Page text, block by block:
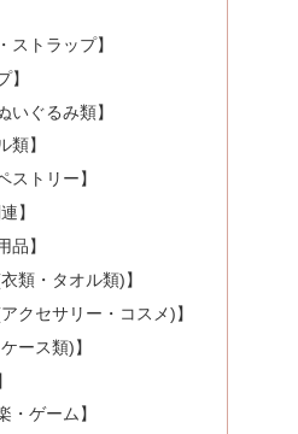
ストラップ】
】
いぐるみ類】
類】
ストリー】
】
品】
類・タオル類)】
クセサリー・コスメ)】
ース類)】
・ゲーム】